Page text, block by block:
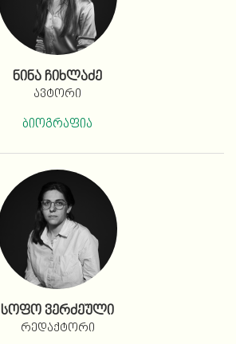
ნინა ჩიხლაძე
ავტორი
ბიოგრაფია
სოფო ვერძეული
რედაქტორი